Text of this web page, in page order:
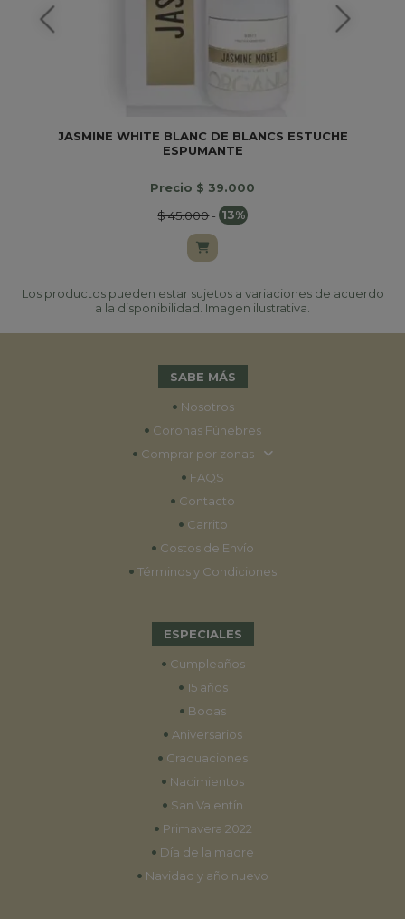
JASMINE WHITE BLANC DE BLANCS ESTUCHE
ESPUMANTE
Precio $ 39.000
$ 45.000- 13%
Los productos pueden estar sujetos a variaciones de acuerdo
a la disponibilidad. Imagen ilustrativa.
SABE MÁS
• Nosotros
• Coronas Fúnebres
• Comprar por zonas
• FAQS
• Contacto
• Carrito
• Costos de Envío
• Términos y Condiciones
ESPECIALES
• Cumpleaños
• 15 años
• Bodas
• Aniversarios
• Graduaciones
• Nacimientos
• San Valentín
• Primavera 2022
• Día de la madre
• Navidad y año nuevo